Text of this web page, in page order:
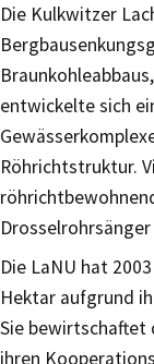
Die Kulkwitzer
entwickelte sich
Röhrichtstruktur.
Die LaNU hat
Hektar aufgrund
Sie bewirtschaftet
ihren